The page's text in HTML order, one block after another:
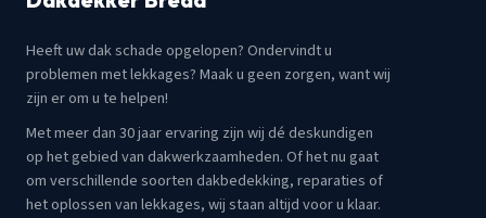
Heeft uw dak schade opgelopen? Ondervindt u
problemen met lekkages? Maak u geen zorgen, want wij
zijn er om u te helpen!
Met meer dan 30 jaar ervaring zijn wij dé deskundigen
op het gebied van dakwerkzaamheden. Of het nu gaat
om verschillende soorten dakbedekking, reparaties of
het oplossen van lekkages, wij staan altijd voor u klaar.